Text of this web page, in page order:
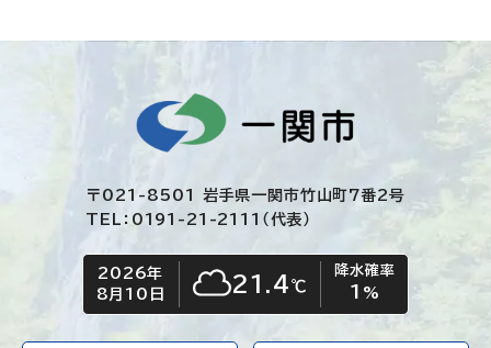
〒021-8501 岩手県一関市竹山町7番2号
TEL：0191-21-2111（代表）
今日の日付
2026年
8月10日
今日の天気
くもり21.4 ℃
降水確率
1 %